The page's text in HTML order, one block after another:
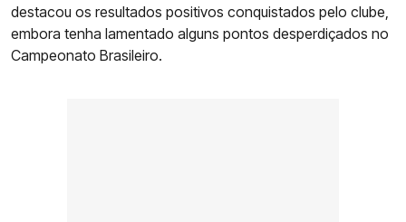
destacou os resultados positivos conquistados pelo clube,
embora tenha lamentado alguns pontos desperdiçados no
Campeonato Brasileiro.